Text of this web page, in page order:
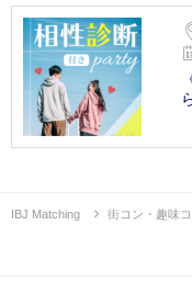
IBJ Matching 街コン・趣味